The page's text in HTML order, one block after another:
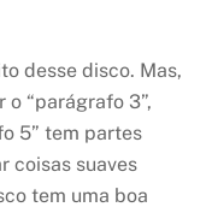
desse disco. Mas,
“parágrafo 3”,
5” tem partes
coisas suaves
tem uma boa